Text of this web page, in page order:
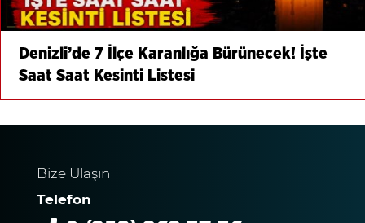
Denizli’de 7 İlçe Karanlığa Bürünecek! İşte
Saat Saat Kesinti Listesi
Bize Ulaşın
Telefon